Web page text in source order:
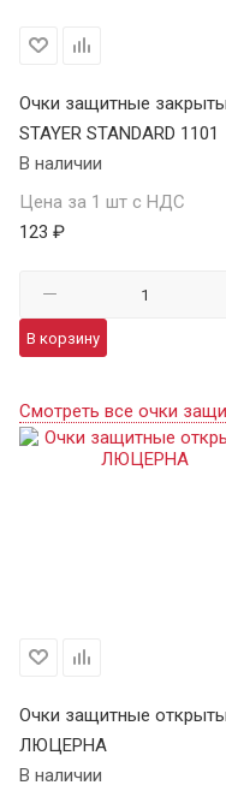
Очки защитные
STAYER STANDARD 1101
В наличии
Цена за 1 шт с НДС
123 ₽
В корзину
Смотреть все очки
Очки защитные
ЛЮЦЕРНА
В наличии